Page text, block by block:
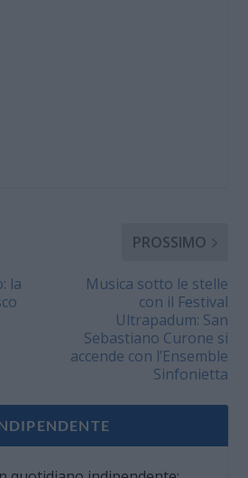
la
PROSSIMO
Musica sotto le stelle
con il Festival
Ultrapadum: San
Sebastiano Curone si
accende con l’Ensemble
Sinfonietta